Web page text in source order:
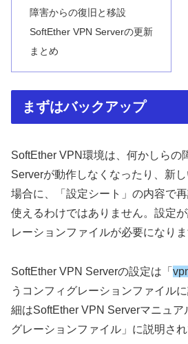
障害からの復旧と移設
SoftEther VPN Serverの更新
まとめ
まずはバックアップ
SoftEther VPN環境は、何かしらの
Serverが動作しなくなったり、新
場合に、「設定シート」の内容で
使えるわけではありません。設定
レーションファイルが必要になりま
SoftEther VPN Serverの設定は「
うコンフィグレーションファイル
細はSoftEther VPN Serverマニュア
グレーションファイル」に説明され